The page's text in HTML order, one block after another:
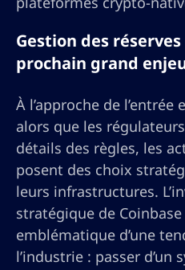
Gestion des
prochain grand
À l’approche de
alors que les
détails des règles, les
posent des choix
leurs infrastructures.
stratégique de Coinbase
emblématique d’une
l’industrie : passer d’un